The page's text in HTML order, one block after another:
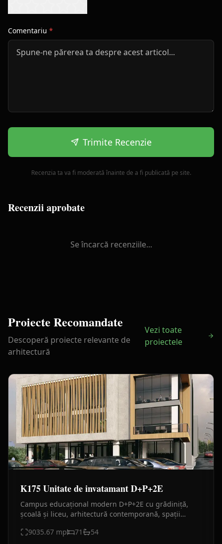
Comentariu *
Trimite Recenzie
Recenzia ta va fi moderată înainte de a fi publicată pe site.
Recenzii aprobate
Se încarcă recenziile...
Proiecte Recomandate
Descoperă proiecte relevante de
arhitectură
Vezi toate
proiectele
K175 Unitate de invatamant D+P+2E
Campus educațional modern D+P+2E cu grădiniță,
școală și liceu, arhitectură contemporană, spații
9035.67 mp 71 54